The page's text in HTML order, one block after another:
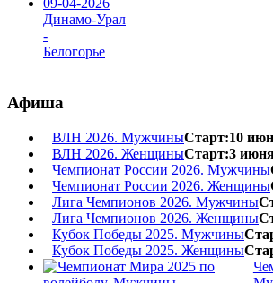
09-04-2026
Динамо-Урал
-
Белогорье
Афиша
ВЛН 2026. МужчиныСтарт:10
ВЛН 2026. ЖенщиныСтарт:3
Чемпионат России 2026. Мужчины
Чемпионат России 2026. Женщины
Лига Чемпионов 2026. Мужчины
Лига Чемпионов 2026. Женщины
Кубок Победы 2025. Мужчины
Кубок Победы 2025. Женщины